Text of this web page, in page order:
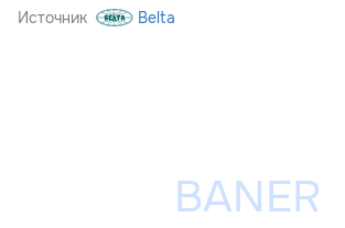
Источник Belta